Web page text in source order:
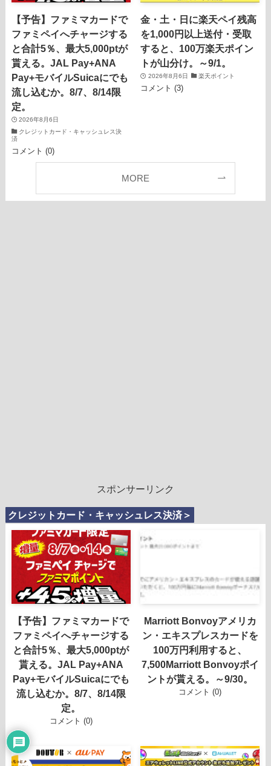
【予告】ファミマカードで
ファミペイへチャージする
と合計5％、最大5,000ptが
貰える。JAL Pay+ANA
Pay+モバイルSuicaにでも
流し込むか。8/7、8/14限
定。
2026年8月6日
クレジットカード・キャッシュレス決
済
コメント (0)
金・土・日に楽天ペイ残高
を1,000円以上送付・受取
すると、100万楽天ポイン
トが山分け。～9/1。
2026年8月6日 楽天ポイント
コメント (3)
MORE
スポンサーリンク
クレジットカード・キャッシュレス決済＞
【予告】ファミマカードで
ファミペイへチャージする
と合計5％、最大5,000ptが
貰える。JAL Pay+ANA
Pay+モバイルSuicaにでも
流し込むか。8/7、8/14限
定。
コメント (0)
Marriott Bonvoyアメリカ
ン・エキスプレスカードを
100万円利用すると、
7,500Marriott Bonvoyポイ
ントが貰える。～9/30。
コメント (0)